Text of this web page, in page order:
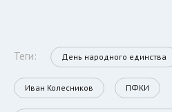
Теги: День народного единства
Иван Колесников ПФКИ